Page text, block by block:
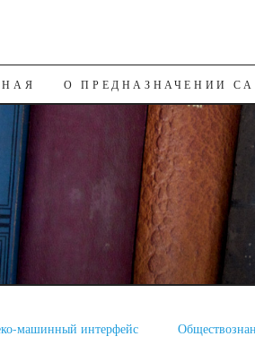
О ПРЕДНАЗНАЧЕНИИ
машинный интерфейс